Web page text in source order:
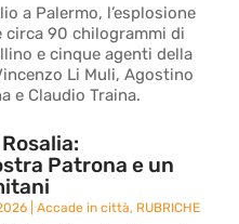
a Palermo, l’esplosione
circa 90 chilogrammi di
e cinque agenti della
Li Muli, Agostino
e Claudio Traina.
Patrona e un
|Accade in città, RUBRICHE